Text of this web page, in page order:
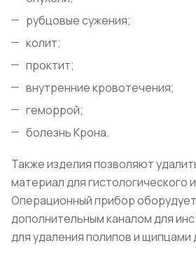
рубцовые сужения;
колит;
проктит;
внутренние кровотечения;
геморрой;
болезнь Крона.
Также изделия позволяют
материал для гистологического
Операционный прибор
дополнительным каналом для
для удаления полипов и щипцами